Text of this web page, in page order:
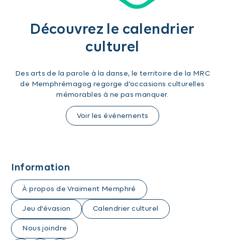
Découvrez le calendrier
culturel
Des arts de la parole à la danse, le territoire de la MRC
de Memphrémagog regorge d'occasions culturelles
mémorables à ne pas manquer.
Voir les événements
Information
À propos de Vraiment Memphré
Jeu d'évasion Calendrier culturel
Nous joindre